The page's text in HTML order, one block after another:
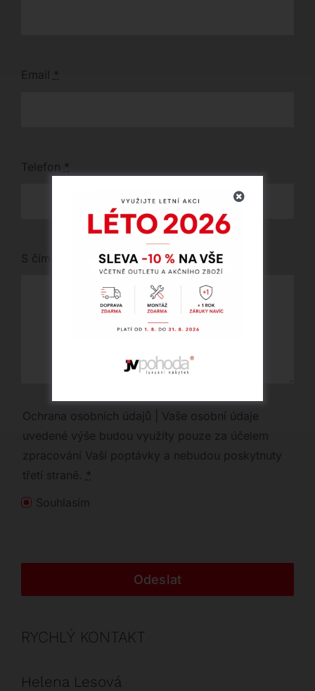
Email *
Telefon *
S čím vám můžeme pomoci?
Ochrana osobních údajů | Vaše osobní údaje
uvedené výše budou využity pouze za účelem
zpracování Vaší poptávky a nebudou poskytnuty
třetí straně. *
Souhlasím
Odeslat
RYCHLÝ KONTAKT
Helena Lesová